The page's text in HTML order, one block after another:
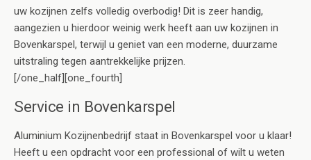
uw kozijnen zelfs volledig overbodig! Dit is zeer handig,
aangezien u hierdoor weinig werk heeft aan uw kozijnen in
Bovenkarspel, terwijl u geniet van een moderne, duurzame
uitstraling tegen aantrekkelijke prijzen.
[/one_half][one_fourth]
Service in Bovenkarspel
Aluminium Kozijnenbedrijf staat in Bovenkarspel voor u klaar!
Heeft u een opdracht voor een professional of wilt u weten